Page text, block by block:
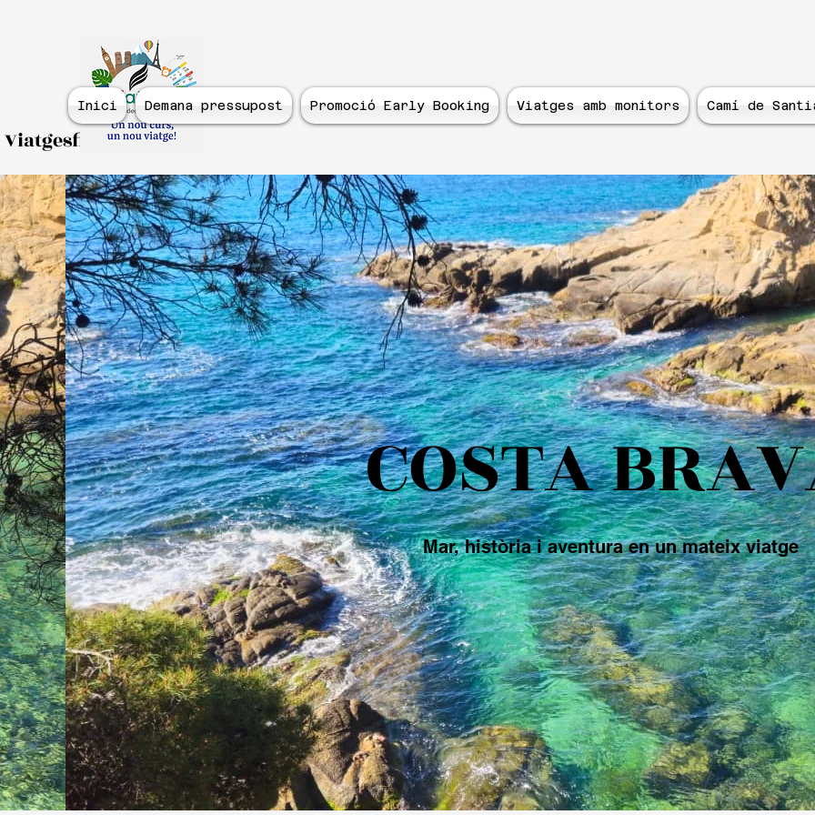
Viatgesfidecurs.com
Inici Demana pressupost Promoció Early Booking Viatges amb monitors Camí de
COSTA
Mar, història i aventura en un mateix viatge